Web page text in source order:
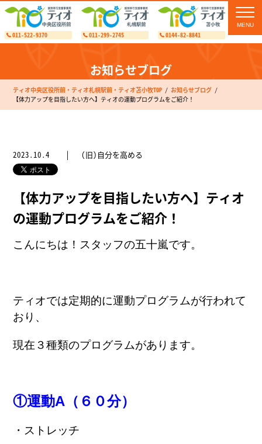
011-522-9370 011-299-2745 0144-82-8841
お知らせブログ
ティオ中央区役所前・ティオ札幌駅前・ティオ苫小牧TOP
お知らせブログ
【体力アップを目指したい方へ】ティオの運動プログラムをご紹介！
2023.10.4 (旧)自分を高める
【体力アップを目指したい方へ】ティオ
の運動プログラムをご紹介！
こんにちは！スタッフの五十嵐です。
ティオでは定期的に運動プログラムが行われて
おり、
現在３種類のプログラムがあります。
①運動A（６０分）
・ストレッチ